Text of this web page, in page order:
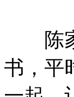
陈家
书，平